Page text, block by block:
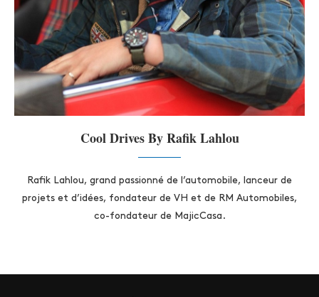
Cool Drives By Rafik Lahlou
Rafik Lahlou, grand passionné de l’automobile, lanceur de
projets et d’idées, fondateur de VH et de RM Automobiles,
co-fondateur de MajicCasa.